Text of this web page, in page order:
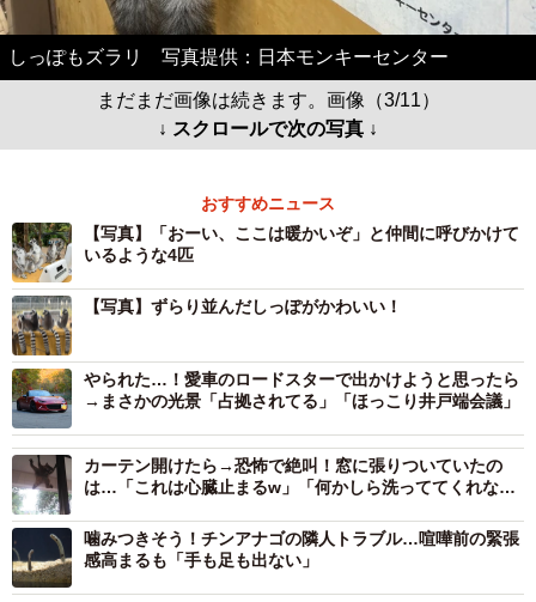
しっぽもズラリ 写真提供：日本モンキーセンター
まだまだ画像は続きます。画像（3/11）
↓ スクロールで次の写真 ↓
おすすめニュース
【写真】「おーい、ここは暖かいぞ」と仲間に呼びかけて
いるような4匹
【写真】ずらり並んだしっぽがかわいい！
やられた…！愛車のロードスターで出かけようと思ったら
→まさかの光景「占拠されてる」「ほっこり井戸端会議」
カーテン開けたら→恐怖で絶叫！窓に張りついていたの
は…「これは心臓止まるw」「何かしら洗っててくれない
噛みつきそう！チンアナゴの隣人トラブル…喧嘩前の緊張
感高まるも「手も足も出ない」